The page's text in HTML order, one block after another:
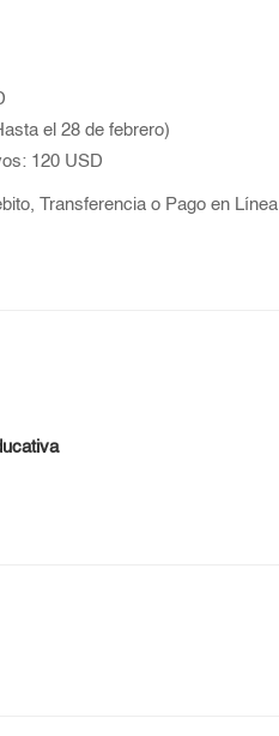
el 28 de febrero)
120 USD
Transferencia o Pago en Línea